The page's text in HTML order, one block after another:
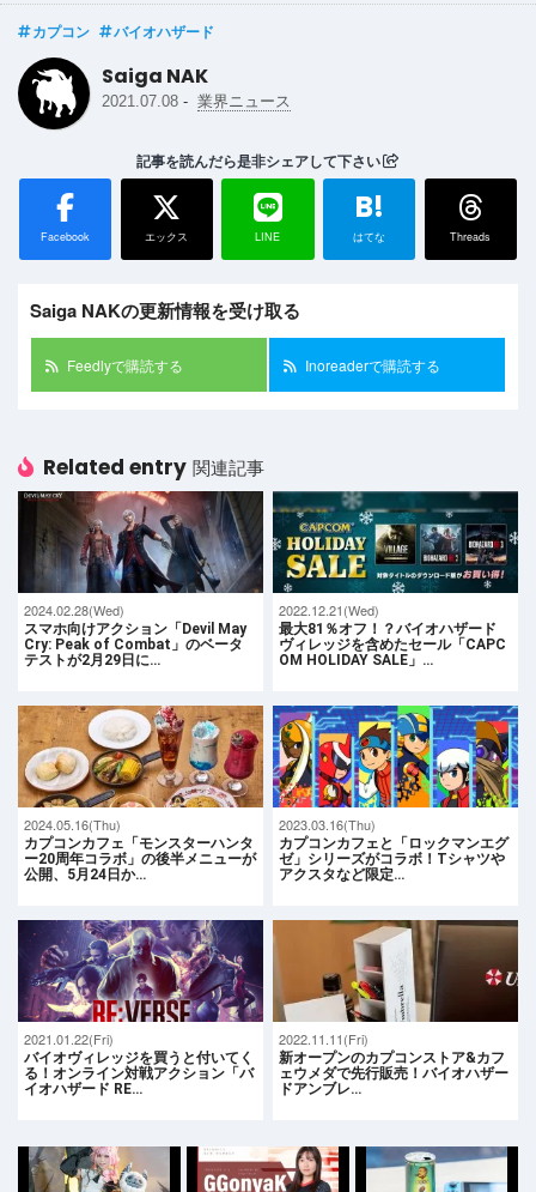
カプコン バイオハザード
Saiga NAK
2021.07.08 - 業界ニュース
記事を読んだら是非シェアして下さい
Facebook エックス LINE
B!
はてな Threads
Saiga NAKの更新情報を受け取る
Feedlyで購読する Inoreaderで購読する
Related entry 関連記事
2024.02.28(Wed)
スマホ向けアクション「Devil May
Cry: Peak of Combat」のベータ
テストが2月29日に…
2022.12.21(Wed)
最大81％オフ！？バイオハザード
ヴィレッジを含めたセール「CAPC
OM HOLIDAY SALE」…
2024.05.16(Thu)
カプコンカフェ「モンスターハンタ
ー20周年コラボ」の後半メニューが
公開、5月24日か…
2023.03.16(Thu)
カプコンカフェと「ロックマンエグ
ゼ」シリーズがコラボ！Tシャツや
アクスタなど限定…
2021.01.22(Fri)
バイオヴィレッジを買うと付いてく
る！オンライン対戦アクション「バ
イオハザード RE…
2022.11.11(Fri)
新オープンのカプコンストア&カフ
ェウメダで先行販売！バイオハザー
ドアンブレ…